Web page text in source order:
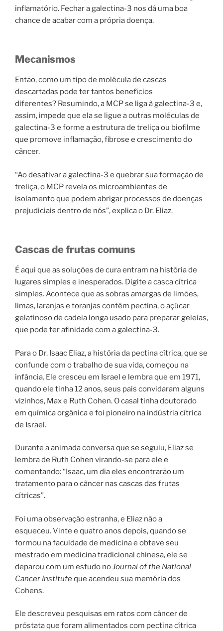
inflamatório. Fechar a galectina-3 nos dá uma boa
chance de acabar com a própria doença.
Mecanismos
Então, como um tipo de molécula de cascas
descartadas pode ter tantos benefícios
diferentes? Resumindo, a MCP se liga à galectina-3 e,
assim, impede que ela se ligue a outras moléculas de
galectina-3 e forme a estrutura de treliça ou biofilme
que promove inflamação, fibrose e crescimento do
câncer.
“Ao desativar a galectina-3 e quebrar sua formação de
treliça, o MCP revela os microambientes de
isolamento que podem abrigar processos de doenças
prejudiciais dentro de nós”, explica o Dr. Eliaz.
Cascas de frutas comuns
É aqui que as soluções de cura entram na história de
lugares simples e inesperados. Digite a casca cítrica
simples. Acontece que as sobras amargas de limões,
limas, laranjas e toranjas contêm pectina, o açúcar
gelatinoso de cadeia longa usado para preparar geleias,
que pode ter afinidade com a galectina-3.
Para o Dr. Isaac Eliaz, a história da pectina cítrica, que se
confunde com o trabalho de sua vida, começou na
infância. Ele cresceu em Israel e lembra que em 1971,
quando ele tinha 12 anos, seus pais convidaram alguns
vizinhos, Max e Ruth Cohen. O casal tinha doutorado
em química orgânica e foi pioneiro na indústria cítrica
de Israel.
Durante a animada conversa que se seguiu, Eliaz se
lembra de Ruth Cohen virando-se para ele e
comentando: “Isaac, um dia eles encontrarão um
tratamento para o câncer nas cascas das frutas
cítricas”.
Foi uma observação estranha, e Eliaz não a
esqueceu. Vinte e quatro anos depois, quando se
formou na faculdade de medicina e obteve seu
mestrado em medicina tradicional chinesa, ele se
deparou com um estudo noJournal of the National
Cancer Instituteque acendeu sua memória dos
Cohens.
Ele descreveu pesquisas em ratos com câncer de
próstata que foram alimentados com pectina cítrica